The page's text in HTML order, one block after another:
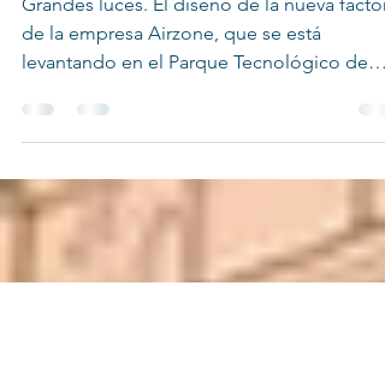
Grandes luces en
Airzone, Málaga
Grandes luces. El diseño de la nueva
de la empresa Airzone, que se está
levantando en el Parque Tecnológico de
Andalucía en...